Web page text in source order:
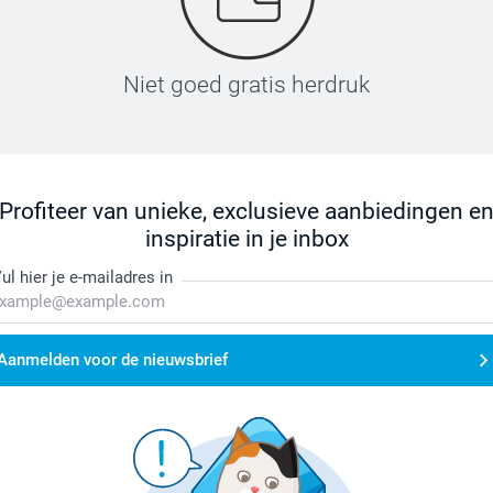
Niet goed gratis herdruk
Profiteer van unieke, exclusieve aanbiedingen en
inspiratie in je inbox
hier je e-mailadres in
voor de nieuwsbrief